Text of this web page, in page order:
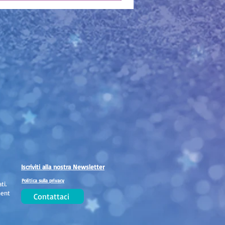
Iscriviti alla nostra Newsletter
Politica sulla privacy
Contattaci